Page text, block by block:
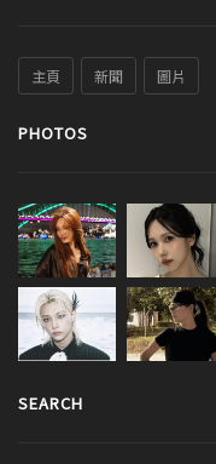
主頁 新聞 圖片
PHOTOS
SEARCH